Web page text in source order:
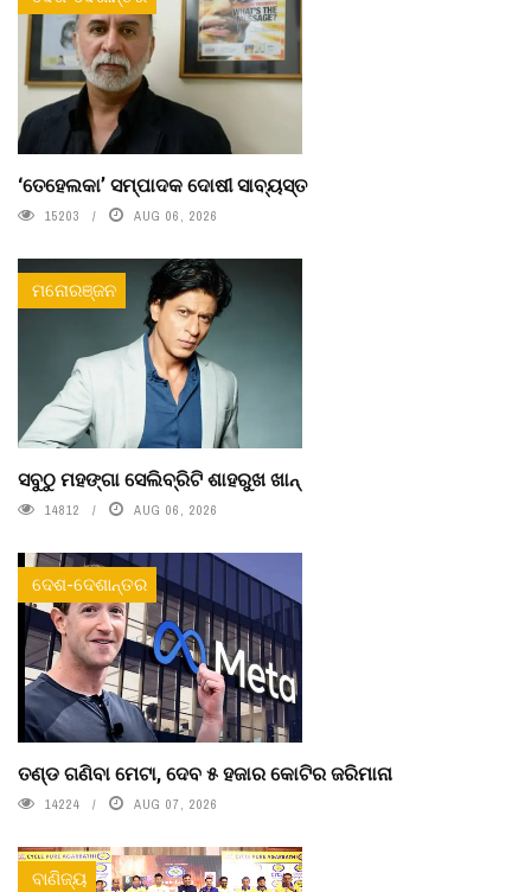
‘ତେହେଲକା’ ସମ୍ପାଦକ ଦୋଷୀ ସାବ୍ୟସ୍ତ
15203 AUG 06, 2026
ମନୋରଞ୍ଜନ
ସବୁଠୁ ମହଙ୍ଗା ସେଲିବ୍ରିଟି ଶାହରୁଖ ଖାନ୍
14812 AUG 06, 2026
ଦେଶ-ଦେଶାନ୍ତର
ତଣ୍ଡ ଗଣିବା ମେଟା, ଦେବ ୫ ହଜାର କୋଟିର ଜରିମାନା
14224 AUG 07, 2026
ବାଣିଜ୍ୟ